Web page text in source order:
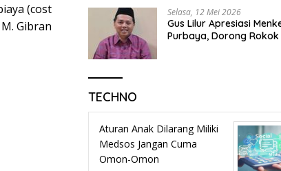
(cost
Gibran
Selasa, 12 Mei 2026
Gus Lilur Apresiasi
Purbaya, Dorong Rokok
TECHNO
Aturan Anak Dilarang Miliki
Medsos Jangan Cuma
Omon-Omon